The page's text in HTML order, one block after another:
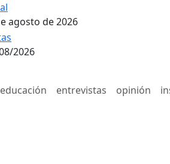
agosto de 2026
2026
educación entrevistas opinión